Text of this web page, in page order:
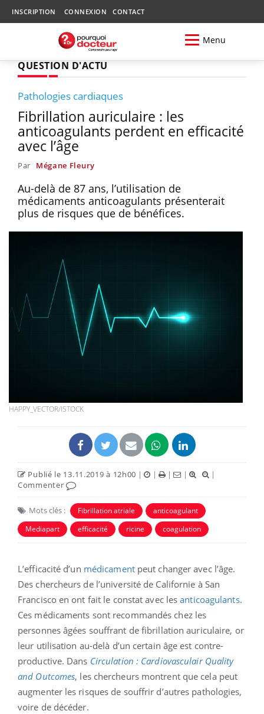
INSCRIPTION CONNEXION CONTACT
Menu
QUESTION D'ACTU
Pathologies cardiaques
Fibrillation auriculaire : les
anticoagulants perdent en efficacité
avec l’âge
Par Mégane Fleury
Au-delà de 87 ans, l’utilisation de
médicaments anticoagulants présenterait
plus de risques que de bénéfices.
HAPPY_VECTOR/ISTOCK
Publié le 13.11.2019 à 12h00 | | | |
|
Commenter
Mots clés : Fibrillation atriale
anticoagulant
Mediapart
efficacité ricine coagulation
L’efficacité d’un médicamentpeut changer avec l’âge.
Des chercheurs de l’université de Californie à San
Francisco en ont fait le constat avec lesanticoagulants.
Ces médicaments sont recommandés chez les
personnes âgées souffrant de fibrillation auriculaire, or
leur utilisation au-delà d’un certain âge est contre-
productive. Dans Circulation : Cardiovasculair Quality
and Outcomes, les chercheurs montrent que cela peut
augmenter les risques de souffrir d’autres pathologies,
voire de décéder.